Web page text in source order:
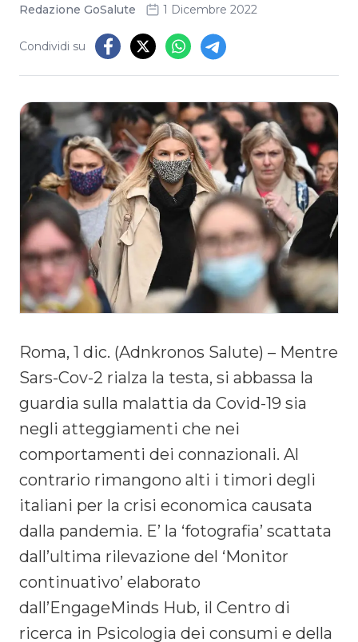
Redazione GoSalute 1 Dicembre 2022
Condividi su
Roma, 1 dic. (Adnkronos Salute) – Mentre
Sars-Cov-2 rialza la testa, si abbassa la
guardia sulla malattia da Covid-19 sia
negli atteggiamenti che nei
comportamenti dei connazionali. Al
contrario rimangono alti i timori degli
italiani per la crisi economica causata
dalla pandemia. E’ la ‘fotografia’ scattata
dall’ultima rilevazione del ‘Monitor
continuativo’ elaborato
dall’EngageMinds Hub, il Centro di
ricerca in Psicologia dei consumi e della